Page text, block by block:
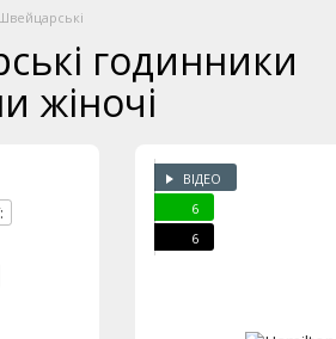
годинники
жіночі
ВІДЕО
6
6